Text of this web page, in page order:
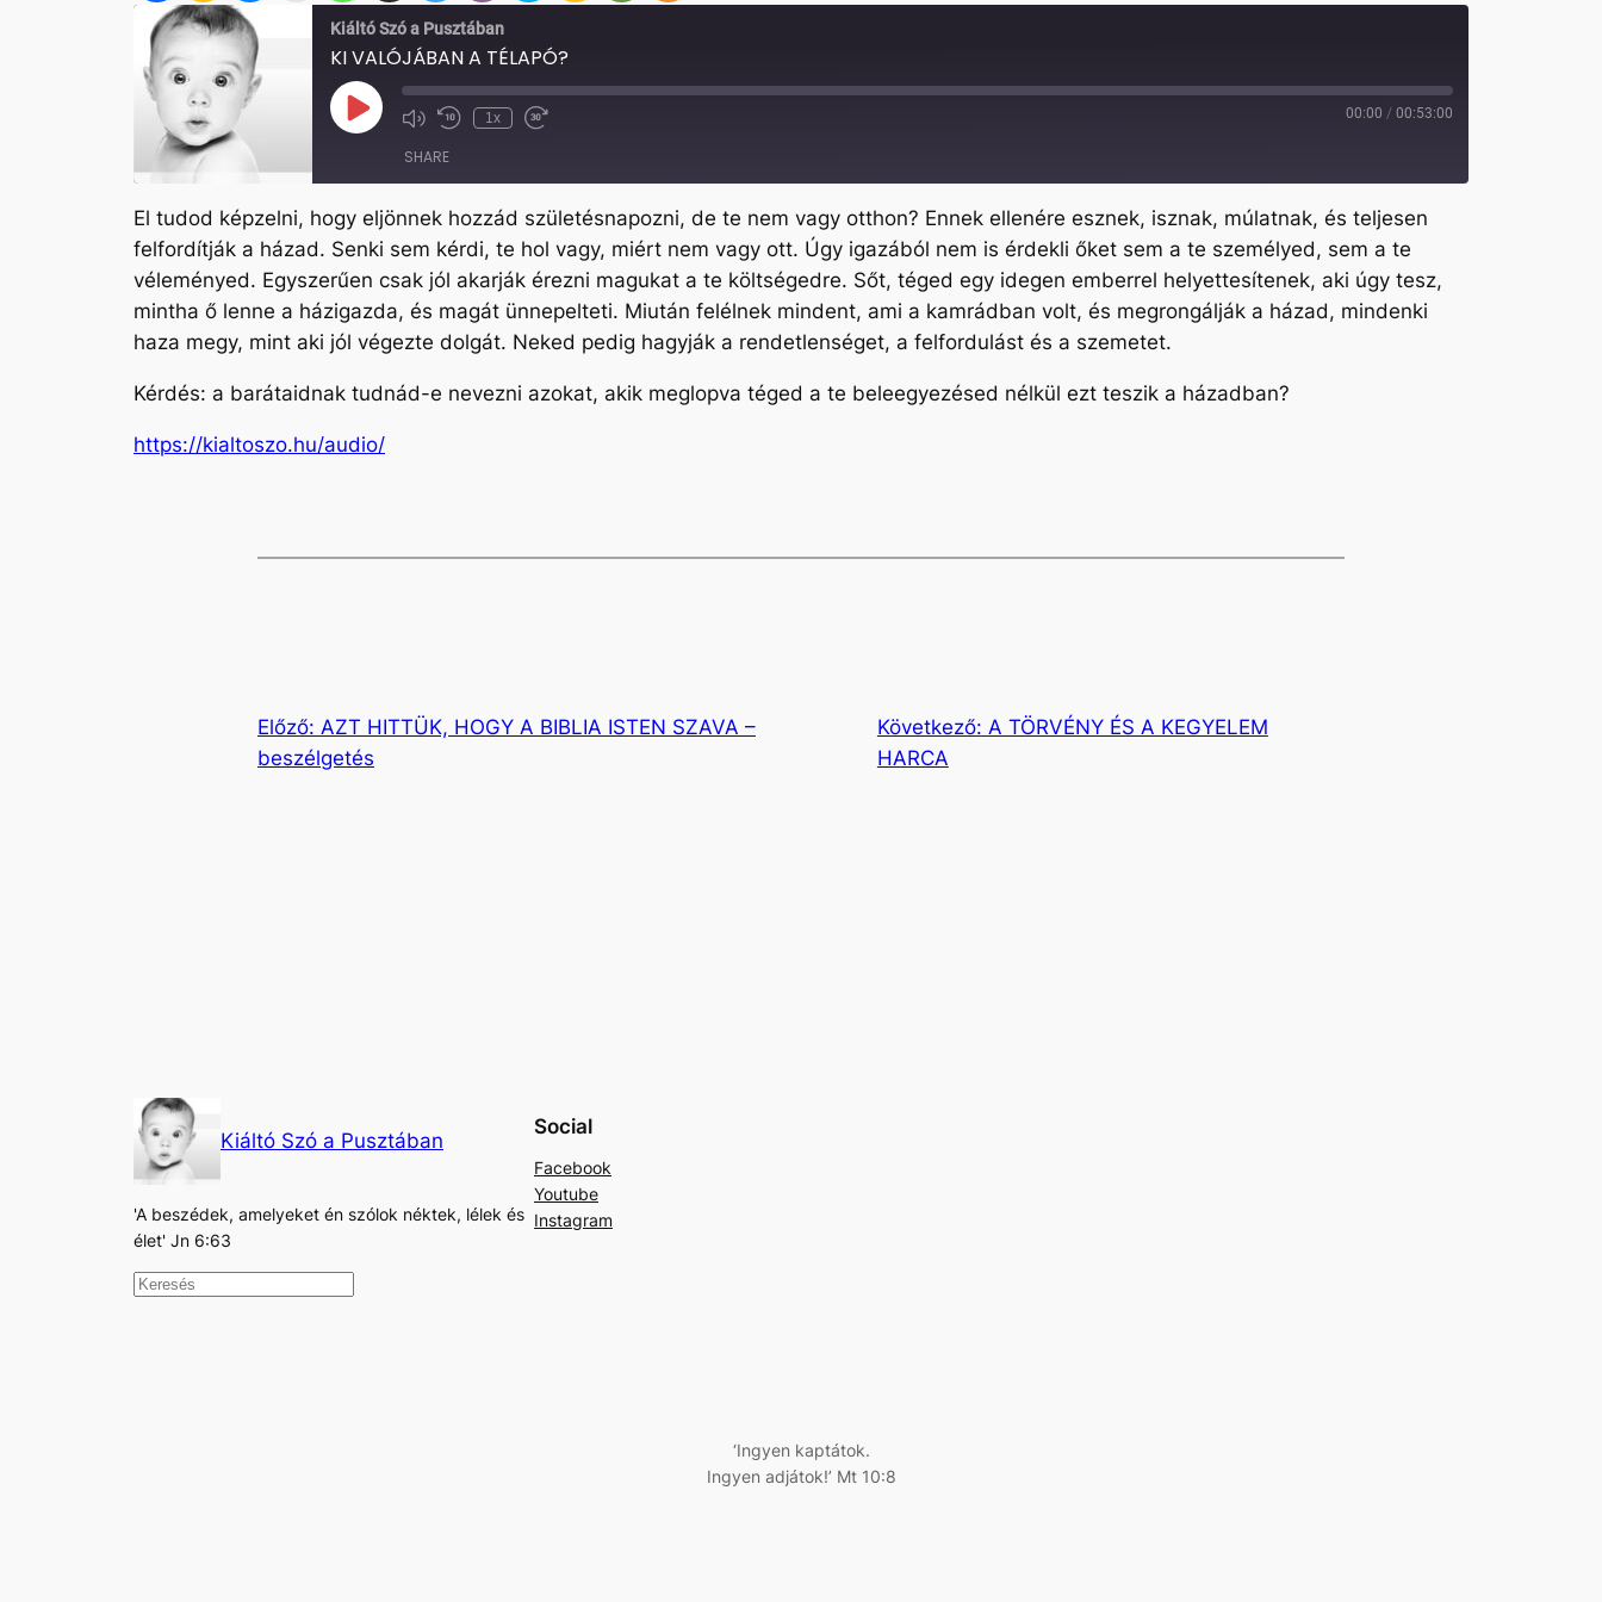
Kiáltó Szó a Pusztában
KI VALÓJÁBAN A TÉLAPÓ?
Play
Episode Mute/Unmute
Rewind
1x
Fast
00:00 / 00:53:00
SHARE
SHARE
LINK
El tudod képzelni, hogy eljönnek hozzád születésnapozni, de te nem vagy otthon? Ennek ellenére esznek, isznak, múlatnak, és teljesen
felfordítják a házad. Senki sem kérdi, te hol vagy, miért nem vagy ott. Úgy igazából nem is érdekli őket sem a te személyed, sem a te
véleményed. Egyszerűen csak jól akarják érezni magukat a te költségedre. Sőt, téged egy idegen emberrel helyettesítenek, aki úgy tesz,
mintha ő lenne a házigazda, és magát ünnepelteti. Miután felélnek mindent, ami a kamrádban volt, és megrongálják a házad, mindenki
haza megy, mint aki jól végezte dolgát. Neked pedig hagyják a rendetlenséget, a felfordulást és a szemetet.
Kérdés: a barátaidnak tudnád-e nevezni azokat, akik meglopva téged a te beleegyezésed nélkül ezt teszik a házadban?
https://kialtoszo.hu/audio/
Előző: AZT HITTÜK, HOGY A BIBLIA ISTEN SZAVA –
beszélgetés
Következő: A TÖRVÉNY ÉS A KEGYELEM
HARCA
Kiáltó Szó a Pusztában
'A beszédek, amelyeket én szólok néktek, lélek és
élet' Jn 6:63
K
Social
Facebook
Youtube
Instagram
‘Ingyen kaptátok.
Ingyen adjátok!’ Mt 10:8